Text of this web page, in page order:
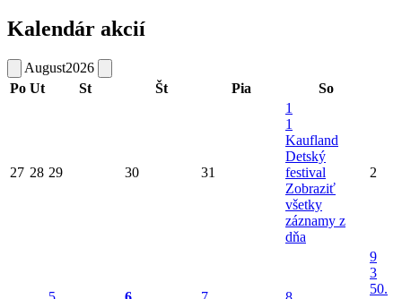
Kalendár akcií
August2026
Po Ut St Št Pia So
27 28 29 30 31
1
1
Kaufland
Detský
festival
Zobraziť
všetky
záznamy z
dňa
2
9
3
50.